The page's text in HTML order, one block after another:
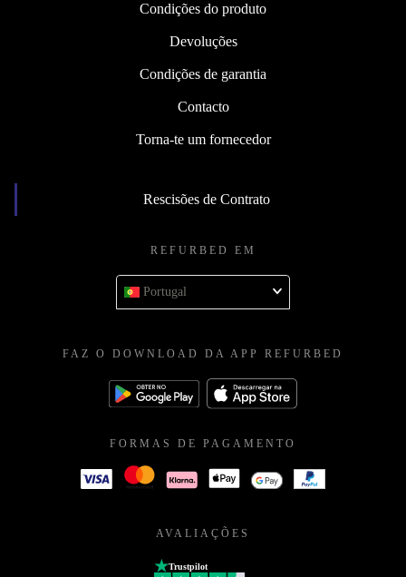
Condições do produto
Devoluções
Condições de garantia
Contacto
Torna-te um fornecedor
Rescisões de Contrato
REFURBED EM
Portugal
FAZ O DOWNLOAD DA APP REFURBED
FORMAS DE PAGAMENTO
AVALIAÇÕES
Trustpilot